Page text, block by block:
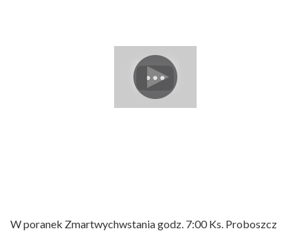
W poranek Zmartwychwstania godz. 7:00 Ks. Proboszcz